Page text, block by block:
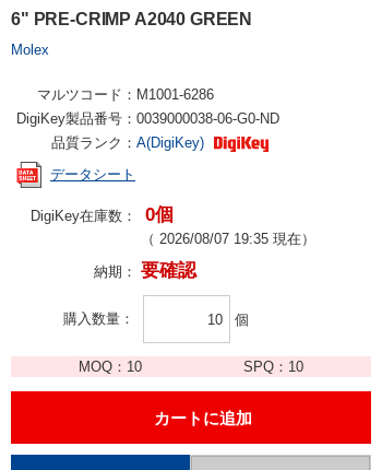
6" PRE-CRIMP A2040 GREEN
Molex
マルツコード： M1001-6286
DigiKey製品番号： 0039000038-06-G0-ND
品質ランク： A(DigiKey)
データシート
DigiKey在庫数： 0個
（ 2026/08/07 19:35 現在）
納期： 要確認
購入数量 個
MOQ： 10 SPQ： 10